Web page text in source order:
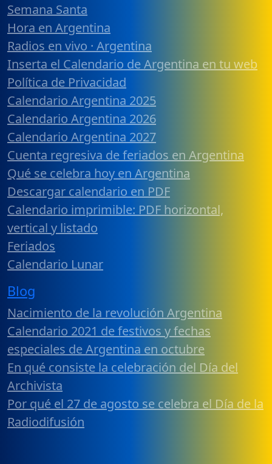
Semana Santa
Hora en Argentina
Radios en vivo · Argentina
Inserta el Calendario de Argentina en tu web
Política de Privacidad
Calendario Argentina 2025
Calendario Argentina 2026
Calendario Argentina 2027
Cuenta regresiva de feriados en Argentina
Qué se celebra hoy en Argentina
Descargar calendario en PDF
Calendario imprimible: PDF horizontal,
vertical y listado
Feriados
Calendario Lunar
Blog
Nacimiento de la revolución Argentina
Calendario 2021 de festivos y fechas
especiales de Argentina en octubre
En qué consiste la celebración del Día del
Archivista
Por qué el 27 de agosto se celebra el Día de la
Radiodifusión